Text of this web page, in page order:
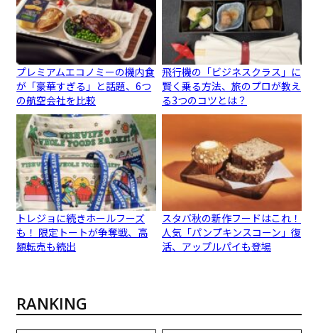
プレミアムエコノミーの機内食
が「豪華すぎる」と話題、6つ
の航空会社を比較
飛行機の「ビジネスクラス」に
賢く乗る方法、旅のプロが教え
る3つのコツとは？
トレジョに続きホールフーズ
も！ 限定トートが争奪戦、高
額転売も続出
スタバ秋の新作フードはこれ！
人気「パンプキンスコーン」復
活、アップルパイも登場
RANKING